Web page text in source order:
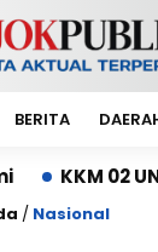
BERITA
/ Nasional